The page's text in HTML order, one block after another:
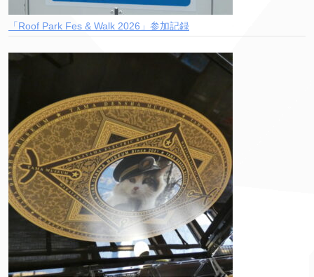
「Roof Park Fes & Walk 2026」参加記録